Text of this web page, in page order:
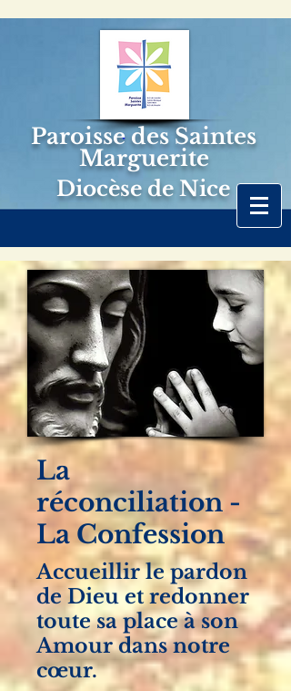
Paroisse des Saintes
Marguerite
Diocèse de Nice
La
réconciliation -
La Confession
Accueillir le pardon
de Dieu et redonner
toute sa place à son
Amour dans notre
cœur.